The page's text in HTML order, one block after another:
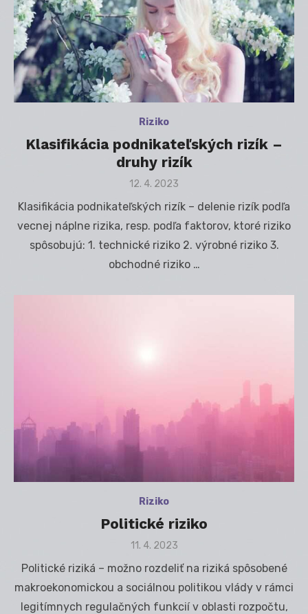
Riziko
Klasifikácia podnikateľských rizík –
druhy rizík
Posted
12. 4. 2023
Klasifikácia podnikateľských rizík – delenie rizík podľa
vecnej náplne rizika, resp. podľa faktorov, ktoré riziko
spôsobujú: 1. technické riziko 2. výrobné riziko 3.
obchodné riziko …
Riziko
Politické riziko
Posted
11. 4. 2023
Politické riziká – možno rozdeliť na riziká spôsobené
makroekonomickou a sociálnou politikou vlády v rámci
legitímnych regulačných funkcií v oblasti rozpočtu,